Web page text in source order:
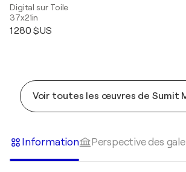
Digital sur Toile
37x21in
1 280 $US
Voir toutes les œuvres de Sumit
Information Perspective des